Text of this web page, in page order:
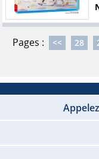
Pages : << 28